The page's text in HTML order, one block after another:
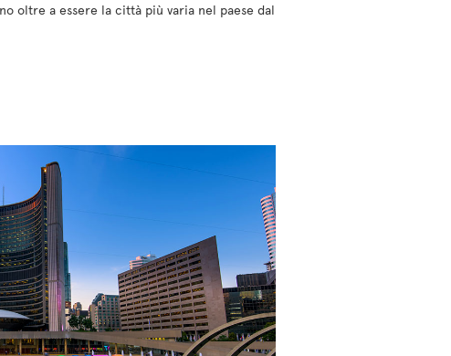
oltre a essere la città più varia nel paese dal